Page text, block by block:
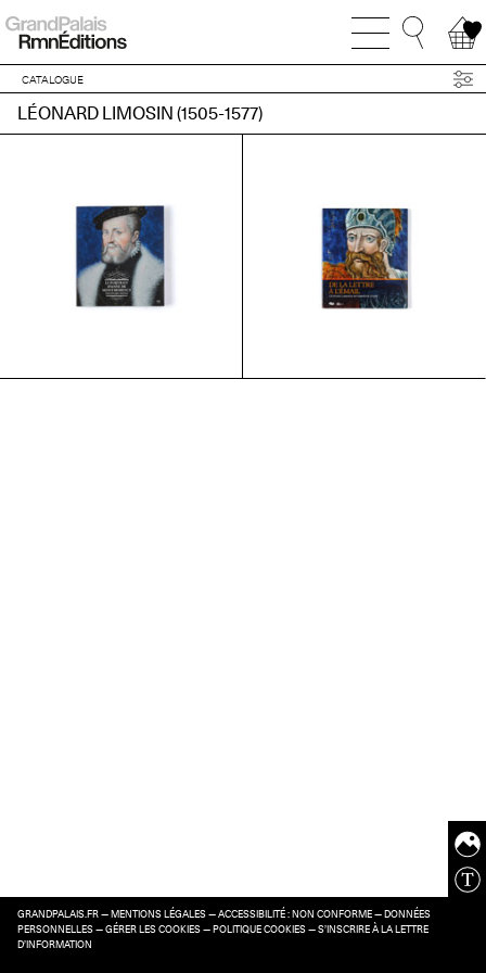
CATALOGUE
LÉONARD LIMOSIN (1505-1577)
GRANDPALAIS.FR — MENTIONS LÉGALES — ACCESSIBILITÉ : NON CONFORME — DONNÉES
PERSONNELLES — GÉRER LES COOKIES — POLITIQUE COOKIES — S’INSCRIRE À LA LETTRE
D’INFORMATION